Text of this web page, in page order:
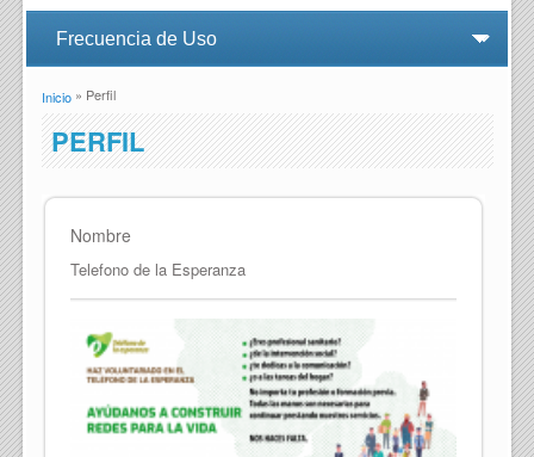
Se encuentra usted aquí
Inicio» Perfil
PERFIL
Nombre
Telefono de la Esperanza